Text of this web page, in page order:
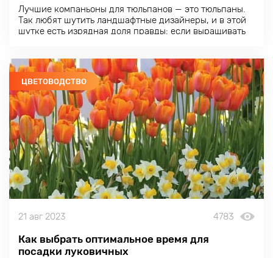
Лучшие компаньоны для тюльпанов — это тюльпаны.
Так любят шутить ландшафтные дизайнеры, и в этой
шутке есть изрядная доля правды: если выращивать
сохранить сортовые характеристики.
ЦВЕТОВОДСТВО
21 авг 2023 4783
Как выбрать оптимальное время для
посадки луковичных